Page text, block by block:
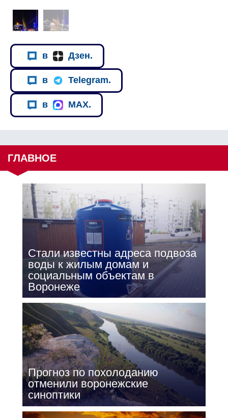
в Дзен.
в Telegram.
в MAX.
ГЛАВНОЕ
Стали известны адреса подвоза
воды к жилым домам и
социальным объектам в
Воронеже
Прогноз по похолоданию
отменили воронежские
синоптики